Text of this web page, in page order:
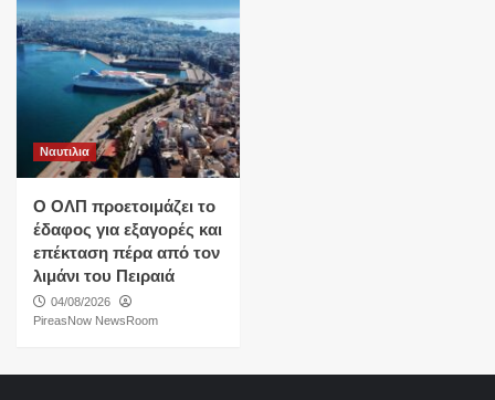
Ναυτιλια
O ΟΛΠ προετοιμάζει το
έδαφος για εξαγορές και
επέκταση πέρα από τον
λιμάνι του Πειραιά
04/08/2026
PireasNow NewsRoom